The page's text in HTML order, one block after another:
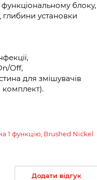
блоку,
глибини установки
Off,
для змішувачів
комплект).
1 функцію, Brushed Nickel
Додати відгук